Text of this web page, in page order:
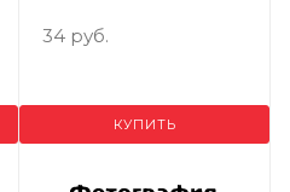
34 руб.
КУПИТЬ